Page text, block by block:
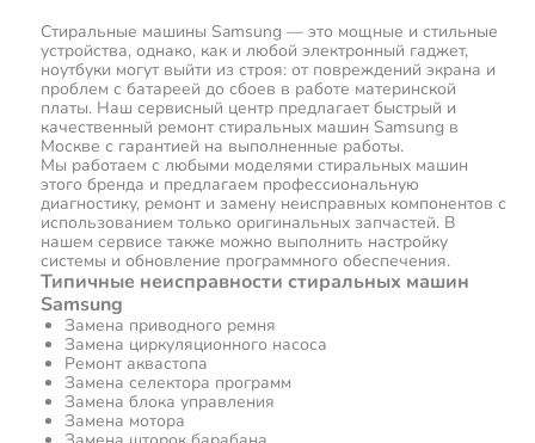
Стиральные машины Samsung — это мощные и стильные
устройства, однако, как и любой электронный гаджет,
ноутбуки могут выйти из строя: от повреждений экрана и
проблем с батареей до сбоев в работе материнской
платы. Наш сервисный центр предлагает быстрый и
качественный ремонт стиральных машин Samsung в
Москве с гарантией на выполненные работы.
Мы работаем с любыми моделями стиральных машин
этого бренда и предлагаем профессиональную
диагностику, ремонт и замену неисправных компонентов с
использованием только оригинальных запчастей. В
нашем сервисе также можно выполнить настройку
системы и обновление программного обеспечения.
Типичные неисправности стиральных машин
Samsung
Замена приводного ремня
Замена циркуляционного насоса
Ремонт аквастопа
Замена селектора программ
Замена блока управления
Замена мотора